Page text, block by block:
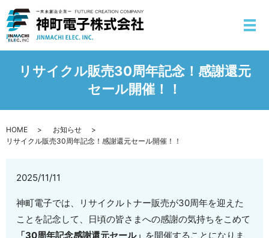
リサイクル販売30周年記念！感謝還元
セール開催！！
HOME
お知らせ
リサイクル販売30周年記念！感謝還元セール開催！！
2025/11/11
神町電子では、リサイクルトナー販売が30周年を迎えた
ことを記念して、日頃の皆さまへの感謝の気持ちをこめて
「30周年記念感謝還元セール」 を開催することになりま